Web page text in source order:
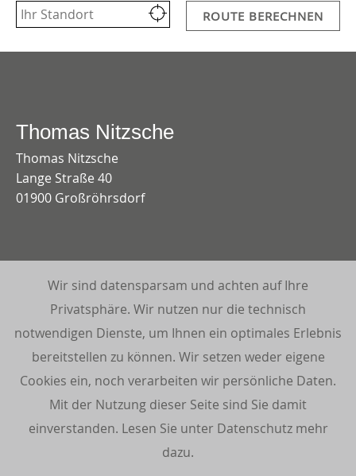
ROUTE BERECHNEN
Thomas Nitzsche
Thomas Nitzsche
Lange Straße 40
01900 Großröhrsdorf
Datenschutzerklärung
Kundenstimmen:
5 Sterne aus 3 Bewertungen auf Google
Wir sind datensparsam und achten auf Ihre
Privatsphäre. Wir nutzen nur die technisch
notwendigen Dienste, um Ihnen ein optimales Erlebnis
bereitstellen zu können. Wir setzen weder eigene
Cookies ein, noch verarbeiten wir persönliche Daten.
Mit der Nutzung dieser Seite sind Sie damit
einverstanden. Lesen Sie unter Datenschutz mehr
dazu.
Wir sind datensparsam und achten auf Ihre
Privatsphäre. Wir nutzen nur die technisch
notwendigen Dienste, um Ihnen ein optimales Erlebnis
bereitstellen zu können. Wir setzen weder eigene
Cookies ein, noch verarbeiten wir persönliche Daten.
Mit der Nutzung dieser Seite sind Sie damit
einverstanden. Lesen Sie unter Datenschutz mehr
dazu.